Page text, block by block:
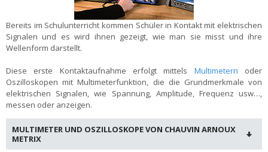
Bereits im Schulunterricht kommen Schüler in Kontakt mit elektrischen
Signalen und es wird ihnen gezeigt, wie man sie misst und ihre
Wellenform darstellt.
Diese erste Kontaktaufnahme erfolgt mittels Multimetern oder
Oszilloskopen mit Multimeterfunktion, die die Grundmerkmale von
elektrischen Signalen, wie Spannung, Amplitude, Frequenz usw…,
messen oder anzeigen.
MULTIMETER UND OSZILLOSKOPE VON CHAUVIN ARNOUX
METRIX